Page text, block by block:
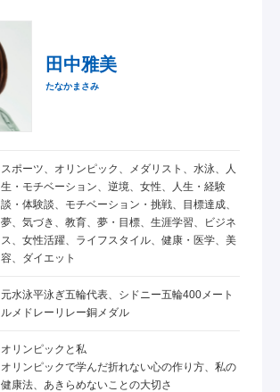
田中雅美
たなかまさみ
スポーツ、オリンピック、メダリスト、水泳、人
生・モチベーション、逆境、女性、人生・経験
談・体験談、モチベーション・挑戦、目標達成、
夢、気づき、教育、夢・目標、生涯学習、ビジネ
ス、女性活躍、ライフスタイル、健康・医学、美
容、ダイエット
元水泳平泳ぎ五輪代表、シドニー五輪400メート
ルメドレーリレー銅メダル
オリンピックと私
オリンピックで学んだ折れない心の作り方、私の
健康法、あきらめないことの大切さ